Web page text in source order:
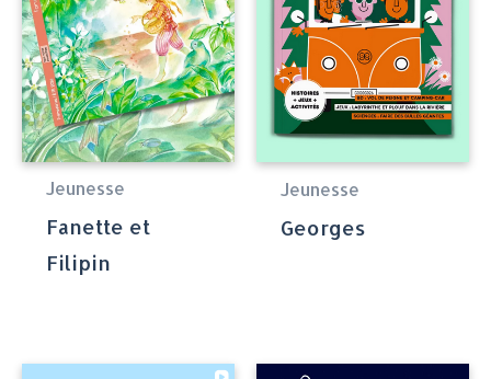
Jeunesse
Fanette et
Filipin
Jeunesse
Georges